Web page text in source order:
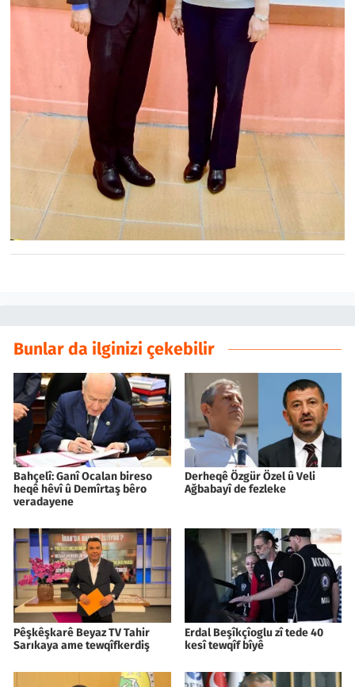
Bunlar da ilginizi çekebilir
Bahçelî: Ganî Ocalan bireso
heqê hêvî û Demîrtaş bêro
veradayene
Derheqê Özgür Özel û Veli
Ağbabayî de fezleke
Pêşkêşkarê Beyaz TV Tahir
Sarıkaya ame tewqîfkerdiş
Erdal Beşîkçîoglu zî tede 40
kesî tewqîf bîyê